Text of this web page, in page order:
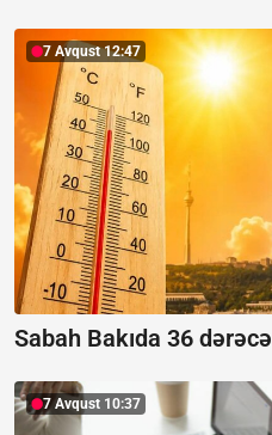
7 Avqust 12:47
Sabah Bakıda 36
7 Avqust 10:37